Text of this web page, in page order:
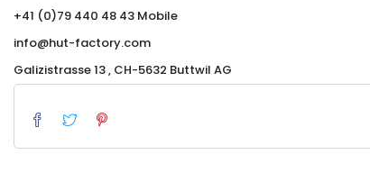
+41 (0)79 440 48 43 Mobile
info@hut-factory.com
Galizistrasse 13 , CH-5632 Buttwil AG